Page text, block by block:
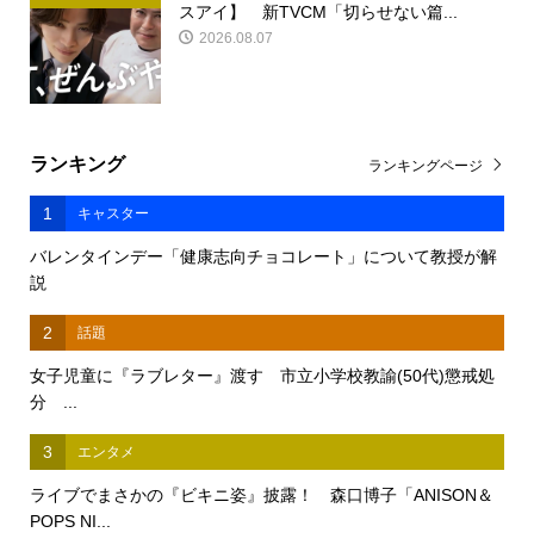
スアイ】 新TVCM「切らせない篇...
2026.08.07
ランキング
1 キャスター
バレンタインデー「健康志向チョコレート」について教授が解
説
2 話題
女子児童に『ラブレター』渡す 市立小学校教諭(50代)懲戒処
分 ...
3 エンタメ
ライブでまさかの『ビキニ姿』披露！ 森口博子「ANISON＆
POPS NI...
ランキングページ